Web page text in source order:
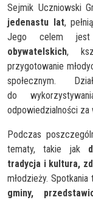
Sejmik Uczniowski
jedenastu lat,
Jego celem
obywatelskich,
przygotowanie
społecznym.
do
odpowiedzialności za
Podczas
tematy, takie jak
tradycja i kultura,
młodzieży.
gminy,